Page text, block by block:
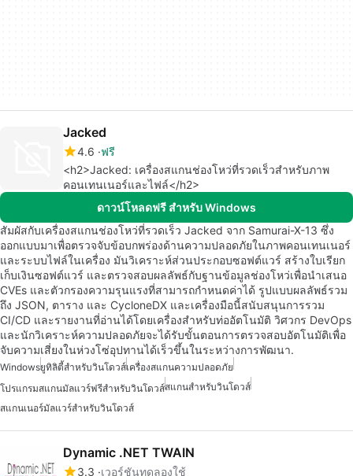
Jacked
4.6 ฟรี
<h2>Jacked: เครื่องสแกนช่องโหว่ที่รวดเร็วสำหรับภาพ
คอนเทนเนอร์และไฟล์</h2>
ดาวน์โหลดฟรี สำหรับ Windows
สัมผัสกับเครื่องสแกนช่องโหว่ที่รวดเร็ว Jacked จาก Samurai-X-13 ซึ่ง
ออกแบบมาเพื่อตรวจจับข้อบกพร่องด้านความปลอดภัยในภาพคอนเทนเนอร์
และระบบไฟล์ในเครื่อง มันวิเคราะห์ส่วนประกอบซอฟต์แวร์ สร้างใบเรียก
เก็บเงินซอฟต์แวร์ และตรวจสอบผลลัพธ์กับฐานข้อมูลช่องโหว่เพื่อนำเสนอ
CVEs และตัวกรองความรุนแรงที่สามารถกำหนดค่าได้ รูปแบบผลลัพธ์รวม
ถึง JSON, ตาราง และ CycloneDX และเครื่องมือนี้สนับสนุนการรวม
CI/CD และรายงานที่อ่านได้โดยเครื่องสำหรับท่ออัตโนมัติ วิศวกร DevOps
และนักวิเคราะห์ความปลอดภัยจะได้รับขั้นตอนการตรวจสอบอัตโนมัติเพื่อ
จับความเสี่ยงในห่วงโซ่อุปทานได้เร็วขึ้นในระหว่างการพัฒนา.
Windowsยูทิลิตี้สำหรับวินโดวส์เครื่องสแกนความปลอดภัย
โปรแกรมสแกนมัลแวร์ฟรีสำหรับวินโดวส์สแกนสำหรับวินโดวส์
สแกนเนอร์มัลแวร์สำหรับวินโดวส์
Dynamic .NET TWAIN
3.3 เวอร์ชันทดลองใช้